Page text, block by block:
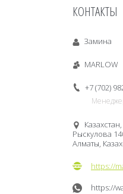
КОНТАКТЫ
Замина
MARLOW
+7 (702)
Рыскулова
Алматы,
https://
https://